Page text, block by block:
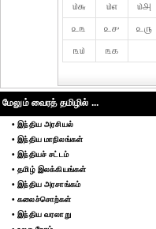
௰௬
௰௭ ௰௮
௨௩
௨௪ ௨௫
௩௰
௩௧
மேலும் வைரத் தமிழில் ...
• இந்திய அரசியல்
• இந்திய மாநிலங்கள்
• இந்தியச் சட்டம்
• தமிழ் இலக்கியங்கள்
• இந்திய அரசாங்கம்
• கலைச்சொற்கள்
• இந்திய வரலாறு